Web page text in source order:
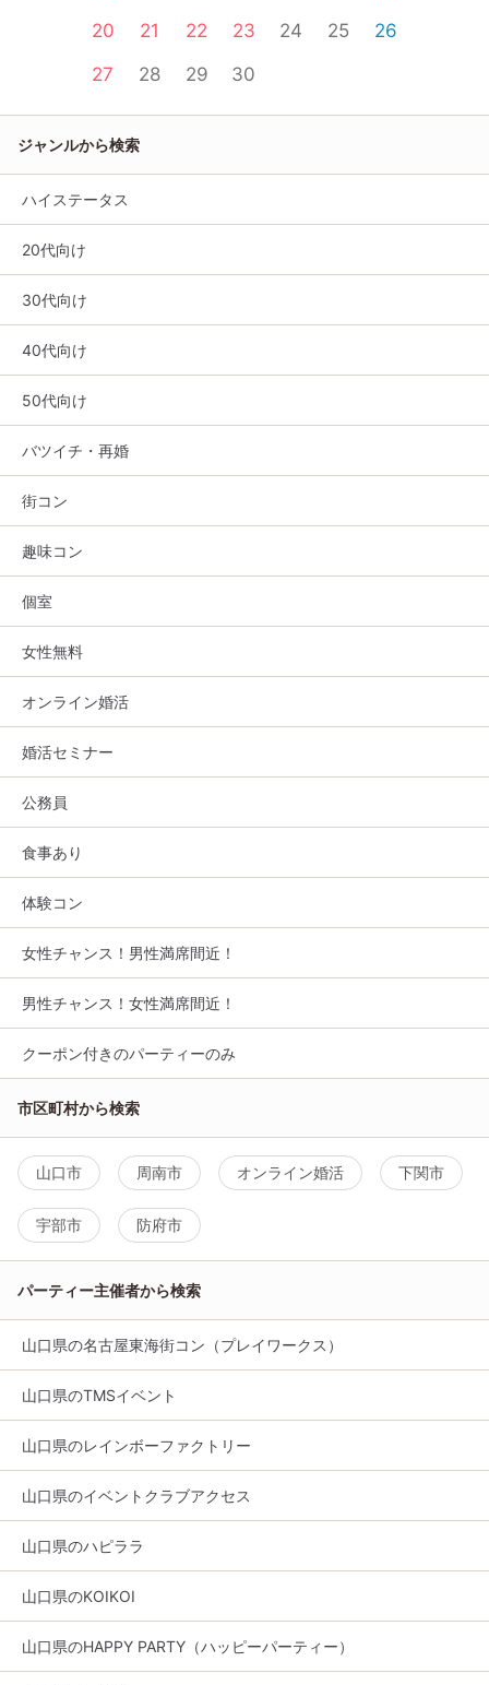
20
21 22 23 24 25
26
27
28 29 30
ジャンルから検索
ハイステータス
20代向け
30代向け
40代向け
50代向け
バツイチ・再婚
街コン
趣味コン
個室
女性無料
オンライン婚活
婚活セミナー
公務員
食事あり
体験コン
女性チャンス！男性満席間近！
男性チャンス！女性満席間近！
クーポン付きのパーティーのみ
市区町村から検索
山口市 周南市 オンライン婚活 下関市
宇部市 防府市
パーティー主催者から検索
山口県の名古屋東海街コン（プレイワークス）
山口県のTMSイベント
山口県のレインボーファクトリー
山口県のイベントクラブアクセス
山口県のハピララ
山口県のKOIKOI
山口県のHAPPY PARTY（ハッピーパーティー）